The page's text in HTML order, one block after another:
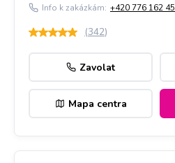
Info k zakázkám: +420 776 162
(342)
Zavolat
Mapa centra